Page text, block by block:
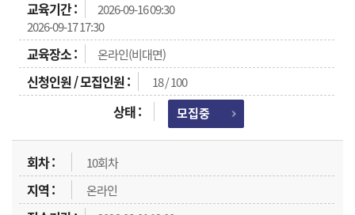
2026-09-16 09:30
2026-09-17 17:30
온라인(비대면)
18 / 100
모집중
10회차
온라인